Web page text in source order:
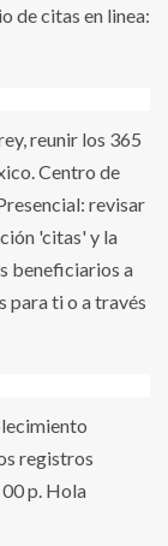
de citas en linea:
reunir los 365
Centro de
revisar
'citas' y la
beneficiarios a
para ti o a través
registros
p. Hola